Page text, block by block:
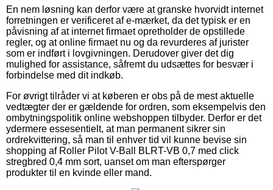
En nem løsning kan derfor være at granske hvorvidt internet
forretningen er verificeret af e-mærket, da det typisk er en
påvisning af at internet firmaet opretholder de opstillede
regler, og at online firmaet nu og da revurderes af jurister
som er indført i lovgivningen. Derudover giver det dig
mulighed for assistance, såfremt du udsættes for besvær i
forbindelse med dit indkøb.
For øvrigt tilråder vi at køberen er obs på de mest aktuelle
vedtægter der er gældende for ordren, som eksempelvis den
ombytningspolitik online webshoppen tilbyder. Derfor er det
ydermere essesentielt, at man permanent sikrer sin
ordrekvittering, så man til enhver tid vil kunne bevise sin
shopping af Roller Pilot V-Ball BLRT-VB 0,7 med click
stregbred 0,4 mm sort, uanset om man efterspørger
produkter til en kvinde eller mand.